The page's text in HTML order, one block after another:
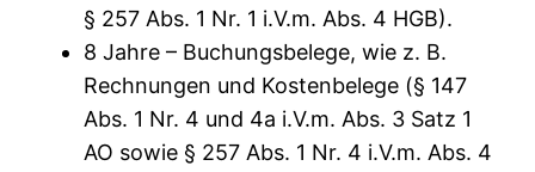
§ 257 Abs. 1 Nr. 1 i.V.m. Abs. 4 HGB).
8 Jahre – Buchungsbelege, wie z. B.
Rechnungen und Kostenbelege (§ 147
Abs. 1 Nr. 4 und 4a i.V.m. Abs. 3 Satz 1
AO sowie § 257 Abs. 1 Nr. 4 i.V.m. Abs. 4